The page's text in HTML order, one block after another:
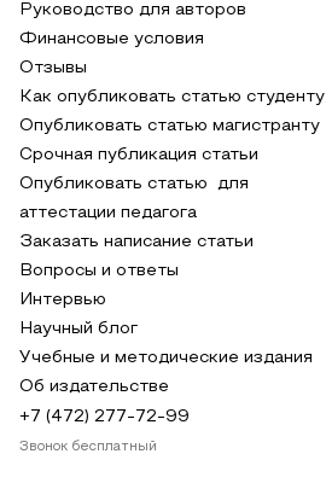
Руководство для авторов
Финансовые условия
Отзывы
Как опубликовать статью студенту
Опубликовать статью магистранту
Срочная публикация статьи
Опубликовать статью для
аттестации педагога
Заказать написание статьи
Вопросы и ответы
Интервью
Научный блог
Учебные и методические издания
Об издательстве
+7 (472) 277-72-99
Звонок бесплатный